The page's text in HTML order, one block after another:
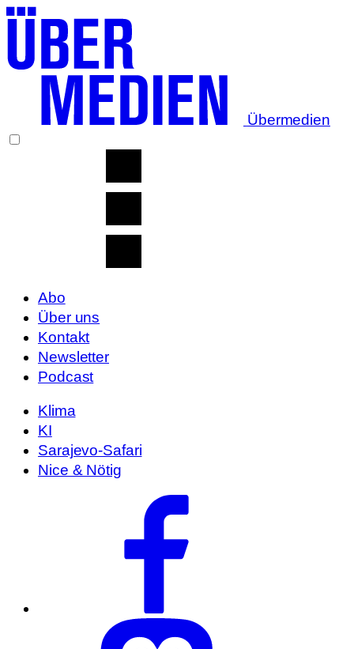
Übermedien
Abo
Über uns
Kontakt
Newsletter
Podcast
Klima
KI
Sarajevo-Safari
Nice & Nötig